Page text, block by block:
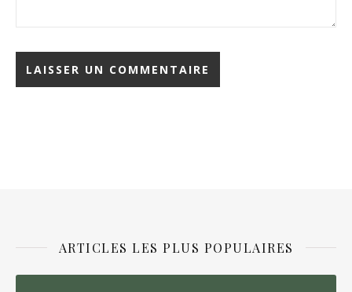
ARTICLES LES PLUS POPULAIRES